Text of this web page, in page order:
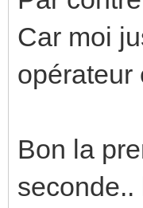
Car moi
opérateur
Bon la
seconde..